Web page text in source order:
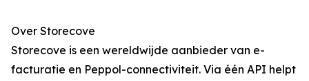
Over Storecove
Storecove is een wereldwijde aanbieder van e-
facturatie en Peppol-connectiviteit. Via één API helpt